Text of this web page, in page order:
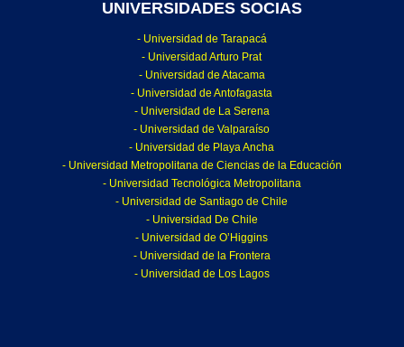
UNIVERSIDADES SOCIAS
- Universidad de Tarapacá
- Universidad Arturo Prat
- Universidad de Atacama
- Universidad de Antofagasta
- Universidad de La Serena
- Universidad de Valparaíso
- Universidad de Playa Ancha
- Universidad Metropolitana de Ciencias de la Educación
- Universidad Tecnológica Metropolitana
- Universidad de Santiago de Chile
- Universidad De Chile
- Universidad de O’Higgins
- Universidad de la Frontera
- Universidad de Los Lagos